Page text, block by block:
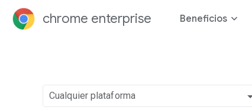
chrome enterprise Beneficios
Cualquier plataforma